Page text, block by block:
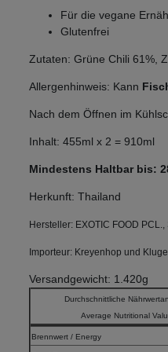
Für die vegane
Glutenfrei
Zutaten: Grüne Chili 61%,
Allergenhinweis: Kann
Nach dem Öffnen im
Inhalt: 455ml x 2 = 910ml
Mindestens Haltbar bis:
Herkunft: Thailand
Hersteller: EXOTIC FOOD
Importeur: Kreyenhop und
Versandgewicht: 1.420g
Durchschnittliche
Average Nutritional
Brennwert / Energy